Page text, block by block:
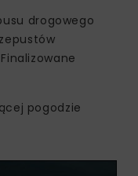
drogowego
pogodzie